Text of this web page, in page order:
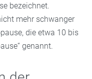
bezeichnet.
mehr schwanger
die etwa 10 bis
genannt.